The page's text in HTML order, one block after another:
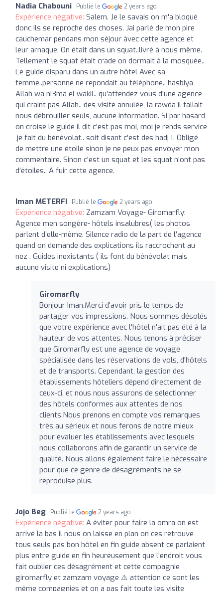
Nadia Chabouni Publié le 2 years ago
Expérience négative: Salem. Je le savais on m'a bloqué
donc ils se reproche des choses. Jai parlé de mon pire
cauchemar pendans mon séjour àvec cette agence et
leur arnaque. On était dans un squat..livré à nous même.
Tellement le squat était crade on dormait à la mosquée..
Le guide disparu dans un autre hôtel Avec sa
femme..personne ne repondait au téléphone.. hasbiya
Allah wa ni3ma el wakil.. qu'attendez vous d'une agence
qui craint pas Allah.. des visite annulée, la rawda il fallait
nous débrouiller seuls, aucune information. Si par hasard
on croise le guide il dit c'est pas moi, moi je rends service
,je fait du bénévolat.. soit disant c'est des hadj !. Obligé
de mettre une étoile sinon je ne peux pas envoyer mon
commentaire. Sinon c'est un squat et les squat n'ont pas
d'étoiles.. A fuir cette agence.
Iman METERFI Publié le 2 years ago
Expérience négative: Zamzam Voyage- Giromarfly:
Agence men songère- hôtels insalubres( les photos
parlent d’elle-même. Silence radio de la part de l’agence
quand on demande des explications ils raccrochent au
nez . Guides inexistants ( ils font du bénévolat mais
aucune visite ni explications)
Giromarfly
Bonjour Iman,Merci d'avoir pris le temps de
partager vos impressions. Nous sommes désolés
que votre expérience avec l'hôtel n'ait pas été à la
hauteur de vos attentes. Nous tenons à préciser
que Giromarfly est une agence de voyage
spécialisée dans les réservations de vols, d'hôtels
et de transports. Cependant, la gestion des
établissements hôteliers dépend directement de
ceux-ci, et nous nous assurons de sélectionner
des hôtels conformes aux attentes de nos
clients.Nous prenons en compte vos remarques
très au sérieux et nous ferons de notre mieux
pour évaluer les établissements avec lesquels
nous collaborons afin de garantir un service de
qualité. Nous allons également faire le nécessaire
pour que ce genre de désagréments ne se
reproduise plus.
Jojo Beg Publié le 2 years ago
Expérience négative: A éviter pour faire la omra on est
arrivé la bas il nous on laisse en plan on ces retrouve
tous seuls pas bon hôtel en fin guide absent ce parlaient
plus entre guide en fin heureusement que l'endroit vous
fait oublier ces désagrément et cette compagnie
giromarfly et zamzam voyage ⚠️ attention ce sont les
même compagnies et on a pas fait toute les visite